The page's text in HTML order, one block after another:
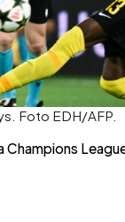
Foto EDH/AFP.
Champions